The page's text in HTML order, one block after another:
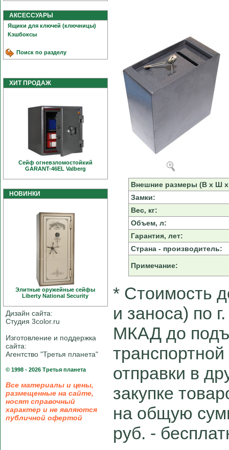
АКСЕССУАРЫ
Ящики для ключей (ключницы)
Кэшбоксы
Поиск по разделу
ХИТ ПРОДАЖ
Сейф огневзломостойкий
GARANT-46EL Valberg
НОВИНКИ
Элитные оружейные сейфы
Liberty National Security
Дизайн сайта:
Студия 3color.ru
Изготовление и поддержка
сайта:
Агентство "Третья планета"
© 1998 - 2026 Третья планета
Все материалы и цены,
размещенные на сайте,
носят справочный
характер и не являются
публичной офертой
Внешние размеры (В х Ш
Замки:
Вес, кг:
Объем, л:
Гарантия, лет:
Страна - производитель:
Примечание:
* Cтоимость
и заноса) по
МКАД до
отправки в
закупке
на общую
руб. -